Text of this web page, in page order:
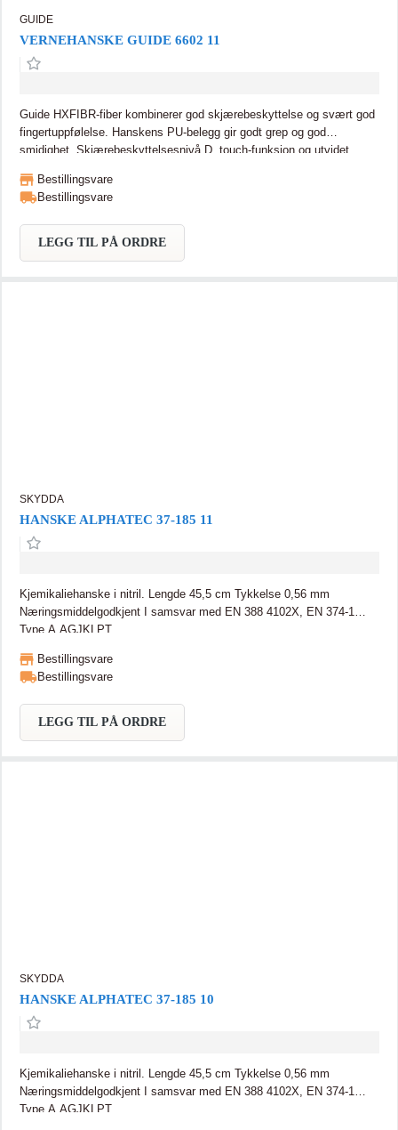
GUIDE
VERNEHANSKE GUIDE 6602 11
Guide HXFIBR-fiber kombinerer god skjærebeskyttelse og svært god
fingertuppfølelse. Hanskens PU-belegg gir godt grep og god
smidighet. Skjærebeskyttelsesnivå D, touch-funksjon og utvidet
kontaktvarme nivå 1 Guide HXFIBR-fiber kombinerer god
skjærebeskyttelse og svært god fingertuppfølelse. Hanskens PU-
touchfunksjon og utvidet forsterkning ved tommelen og pekefingeren.
Godkjent for kontaktvarme nivå 1
Bestillingsvare
Bestillingsvare
LEGG TIL PÅ ORDRE
SKYDDA
HANSKE ALPHATEC 37-185 11
Kjemikaliehanske i nitril. Lengde 45,5 cm Tykkelse 0,56 mm
Næringsmiddelgodkjent I samsvar med EN 388 4102X, EN 374-1
Type A AGJKLPT
Bestillingsvare
Bestillingsvare
LEGG TIL PÅ ORDRE
SKYDDA
HANSKE ALPHATEC 37-185 10
Kjemikaliehanske i nitril. Lengde 45,5 cm Tykkelse 0,56 mm
Næringsmiddelgodkjent I samsvar med EN 388 4102X, EN 374-1
Type A AGJKLPT